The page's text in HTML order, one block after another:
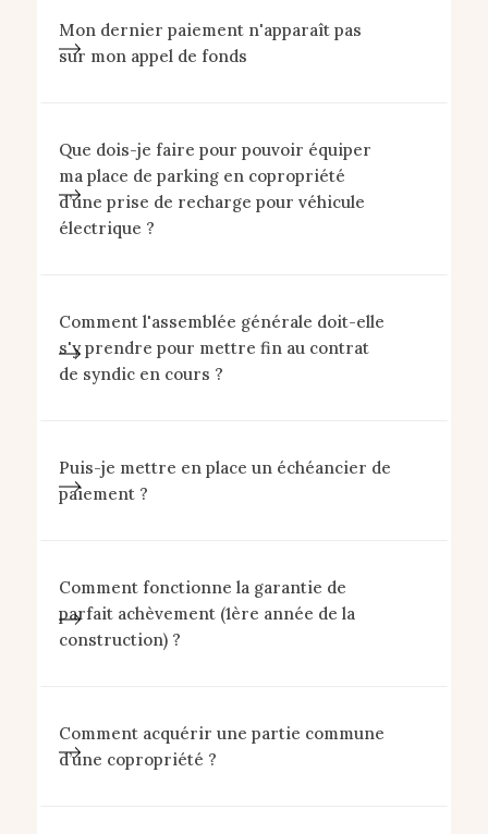
Mon dernier paiement n'apparaît pas
sur mon appel de fonds
Que dois-je faire pour pouvoir équiper
ma place de parking en copropriété
d’une prise de recharge pour véhicule
électrique ?
Comment l'assemblée générale doit-elle
s'y prendre pour mettre fin au contrat
de syndic en cours ?
Puis-je mettre en place un échéancier de
paiement ?
Comment fonctionne la garantie de
parfait achèvement (1ère année de la
construction) ?
Comment acquérir une partie commune
d’une copropriété ?